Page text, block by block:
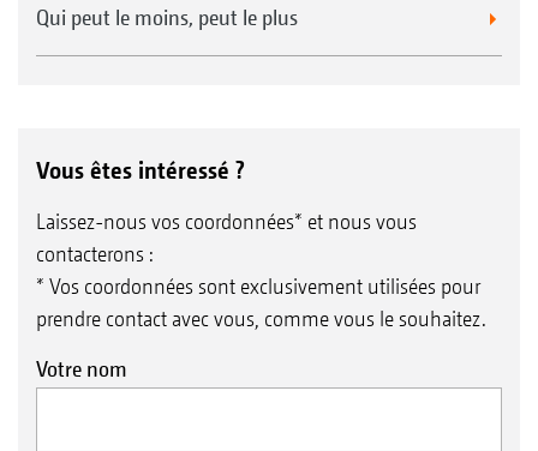
Qui peut le moins, peut le plus
Vous êtes intéressé ?
Laissez-nous vos coordonnées* et nous vous
contacterons :
* Vos coordonnées sont exclusivement utilisées pour
prendre contact avec vous, comme vous le souhaitez.
Votre nom